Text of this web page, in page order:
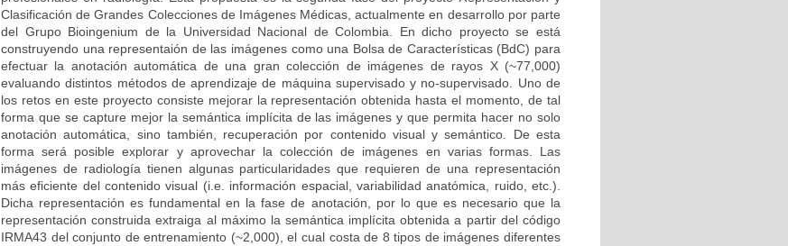
Clasificación de Grandes Colecciones de Imágenes Médicas, actualmente en desarrollo por parte
del Grupo Bioingenium de la Universidad Nacional de Colombia. En dicho proyecto se está
construyendo una representaión de las imágenes como una Bolsa de Características (BdC) para
efectuar la anotación automática de una gran colección de imágenes de rayos X (~77,000)
evaluando distintos métodos de aprendizaje de máquina supervisado y no-supervisado. Uno de
los retos en este proyecto consiste mejorar la representación obtenida hasta el momento, de tal
forma que se capture mejor la semántica implícita de las imágenes y que permita hacer no solo
anotación automática, sino también, recuperación por contenido visual y semántico. De esta
forma será posible explorar y aprovechar la colección de imágenes en varias formas. Las
imágenes de radiología tienen algunas particularidades que requieren de una representación
más eficiente del contenido visual (i.e. información espacial, variabilidad anatómica, ruido, etc.).
Dicha representación es fundamental en la fase de anotación, por lo que es necesario que la
representación construida extraiga al máximo la semántica implícita obtenida a partir del código
IRMA43 del conjunto de entrenamiento (~2,000), el cual costa de 8 tipos de imágenes diferentes